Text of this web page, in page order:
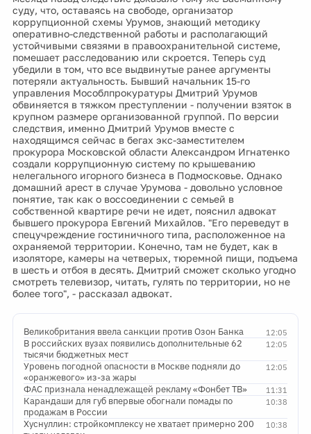
суду, что, оставаясь на свободе, организатор
коррупционной схемы Урумов, знающий методику
оперативно-следственной работы и располагающий
устойчивыми связями в правоохранительной системе,
помешает расследованию или скроется. Теперь суд
убедили в том, что все выдвинутые ранее аргументы
потеряли актуальность. Бывший начальник 15-го
управления Мособлпрокуратуры Дмитрий Урумов
обвиняется в тяжком преступлении - получении взяток в
крупном размере организованной группой. По версии
следствия, именно Дмитрий Урумов вместе с
находящимся сейчас в бегах экс-заместителем
прокурора Московской области Александром Игнатенко
создали коррупционную систему по крышеванию
нелегального игорного бизнеса в Подмосковье. Однако
домашний арест в случае Урумова - довольно условное
понятие, так как о воссоединении с семьей в
собственной квартире речи не идет, пояснил адвокат
бывшего прокурора Евгений Михайлов. "Его переведут в
спецучреждение гостиничного типа, расположенное на
охраняемой территории. Конечно, там не будет, как в
изоляторе, камеры на четверых, тюремной пищи, подъема
в шесть и отбоя в десять. Дмитрий сможет сколько угодно
смотреть телевизор, читать, гулять по территории, но не
более того", - рассказал адвокат.
12:05
Великобритания ввела санкции против Озон Банка
12:05
В российских вузах появились дополнительные 62
тысячи бюджетных мест
12:05
Уровень погодной опасности в Москве подняли до
«оранжевого» из-за жары
11:31
ФАС признала ненадлежащей рекламу «Фонбет ТВ»
10:38
Карандаши для губ впервые обогнали помады по
продажам в России
10:38
Хуснуллин: стройкомплексу не хватает примерно 200